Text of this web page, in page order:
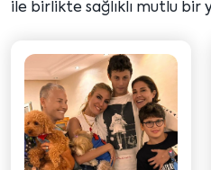
ile birlikte sağlıklı mutlu bir